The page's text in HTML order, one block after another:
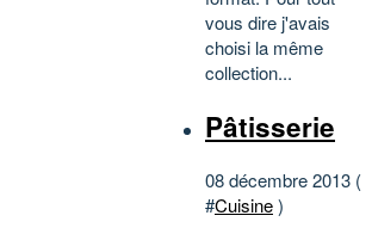
vous dire j'avais
choisi la même
collection...
Pâtisserie
08 décembre 2013 (
#Cuisine)